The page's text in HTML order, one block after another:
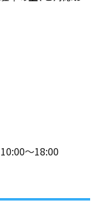
10:00〜18:00